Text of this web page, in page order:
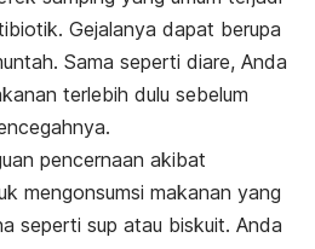
Gejalanya dapat berupa
Sama seperti diare, Anda
terlebih dulu sebelum
pencernaan akibat
mengonsumsi makanan yang
seperti sup atau biskuit. Anda